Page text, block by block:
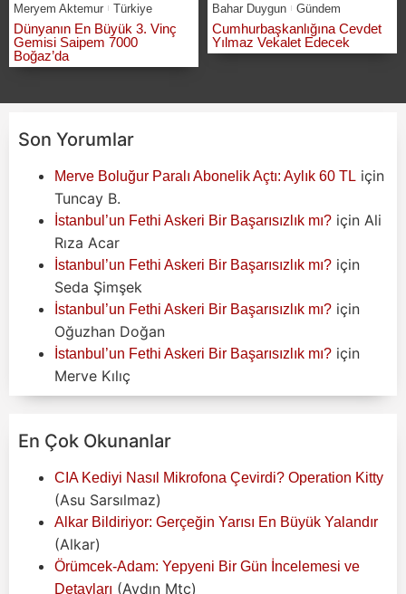
Meryem Aktemur Türkiye
Dünyanın En Büyük 3. Vinç
Gemisi Saipem 7000
Boğaz’da
Bahar Duygun Gündem
Cumhurbaşkanlığına Cevdet
Yılmaz Vekalet Edecek
Son Yorumlar
Merve Boluğur Paralı Abonelik Açtı: Aylık 60 TL için
Tuncay B.
İstanbul’un Fethi Askeri Bir Başarısızlık mı? için Ali
Rıza Acar
İstanbul’un Fethi Askeri Bir Başarısızlık mı? için
Seda Şimşek
İstanbul’un Fethi Askeri Bir Başarısızlık mı? için
Oğuzhan Doğan
İstanbul’un Fethi Askeri Bir Başarısızlık mı? için
Merve Kılıç
En Çok Okunanlar
CIA Kediyi Nasıl Mikrofona Çevirdi? Operation Kitty
(Asu Sarsılmaz)
Alkar Bildiriyor: Gerçeğin Yarısı En Büyük Yalandır
(Alkar)
Örümcek-Adam: Yepyeni Bir Gün İncelemesi ve
Detayları (Aydın Mtc)